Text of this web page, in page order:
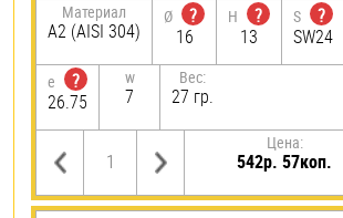
Материал
А2 (AISI 304)
Ø
?
16
H
?
13
S
?
SW24
e
?
26.75
w
7
Вес:
27 гр.
Цена:
542р. 57коп.